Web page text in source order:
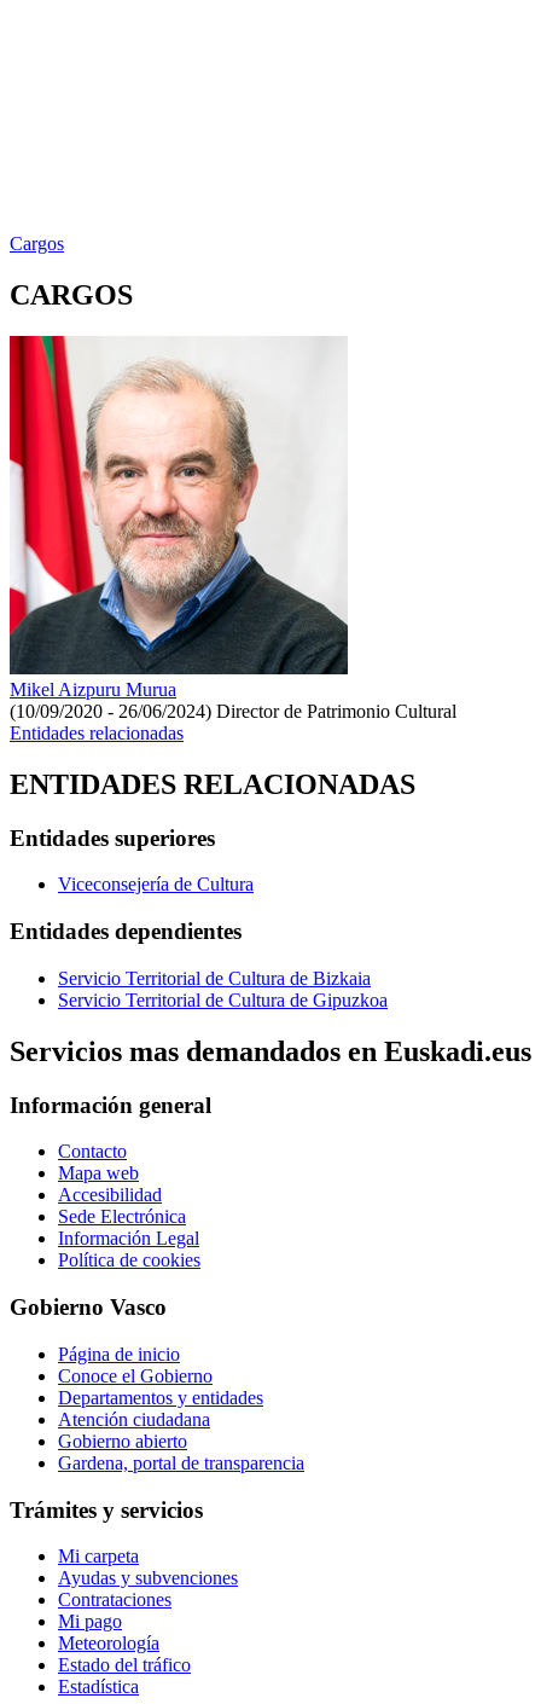
Cargos
CARGOS
Mikel Aizpuru Murua
(10/09/2020 - 26/06/2024) Director de Patrimonio Cultural
Entidades relacionadas
ENTIDADES RELACIONADAS
Entidades superiores
Viceconsejería de Cultura
Entidades dependientes
Servicio Territorial de Cultura de Bizkaia
Servicio Territorial de Cultura de Gipuzkoa
Servicios mas demandados en Euskadi.eus
Información general
Contacto
Mapa web
Accesibilidad
Sede Electrónica
Información Legal
Política de cookies
Gobierno Vasco
Página de inicio
Conoce el Gobierno
Departamentos y entidades
Atención ciudadana
Gobierno abierto
Gardena, portal de transparencia
Trámites y servicios
Mi carpeta
Ayudas y subvenciones
Contrataciones
Mi pago
Meteorología
Estado del tráfico
Estadística